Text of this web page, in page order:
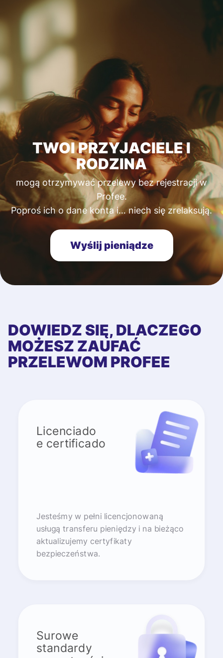
TWOI PRZYJACIELE I
RODZINA
mogą otrzymywać przelewy bez rejestracji w
Profee.
Poproś ich o dane konta i… niech się zrelaksują.
Wyślij pieniądze
DOWIEDZ SIĘ, DLACZEGO
MOŻESZ ZAUFAĆ
PRZELEWOM PROFEE
Licenciado
e certificado
Jesteśmy w pełni licencjonowaną
usługą transferu pieniędzy i na bieżąco
aktualizujemy certyfikaty
bezpieczeństwa.
Surowe
standardy